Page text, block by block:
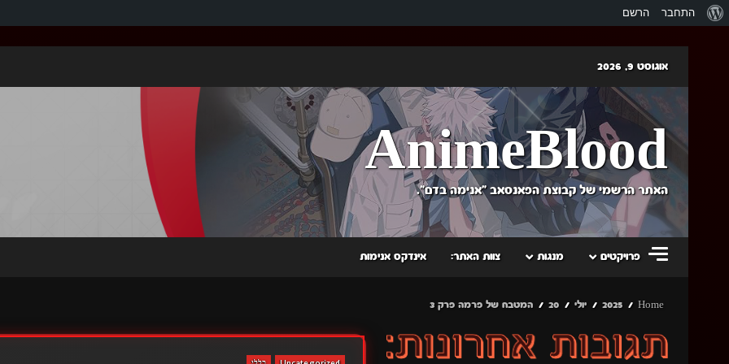
אודות
התחבר הרשם
content
אוגוסט 9, 2026
AnimeBlood
האתר הרשמי של קבוצת הפאנסאב "אנימה בדם".
פרויקטים מנגות צוות האתר: אינדקס אנימות
Home
2025 יולי 20 המטבח של פרמה פרק 3